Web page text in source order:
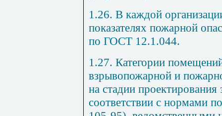
1.26. В каждой
показателях пожарной
по ГОСТ 12.1.044.
1.27. Категории
взрывопожарной и
на стадии
соответствии с нормами